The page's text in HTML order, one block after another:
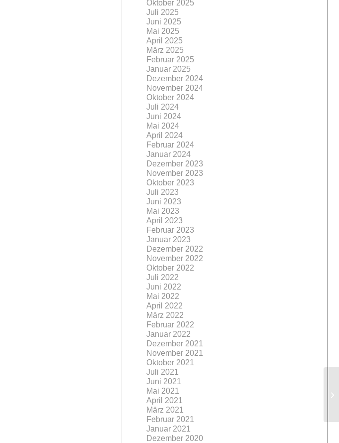
Oktober 2025
Juli 2025
Juni 2025
Mai 2025
April 2025
März 2025
Februar 2025
Januar 2025
Dezember 2024
November 2024
Oktober 2024
Juli 2024
Juni 2024
Mai 2024
April 2024
Februar 2024
Januar 2024
Dezember 2023
November 2023
Oktober 2023
Juli 2023
Juni 2023
Mai 2023
April 2023
Februar 2023
Januar 2023
Dezember 2022
November 2022
Oktober 2022
Juli 2022
Juni 2022
Mai 2022
April 2022
März 2022
Februar 2022
Januar 2022
Dezember 2021
November 2021
Oktober 2021
Juli 2021
Juni 2021
Mai 2021
April 2021
März 2021
Februar 2021
Januar 2021
Dezember 2020